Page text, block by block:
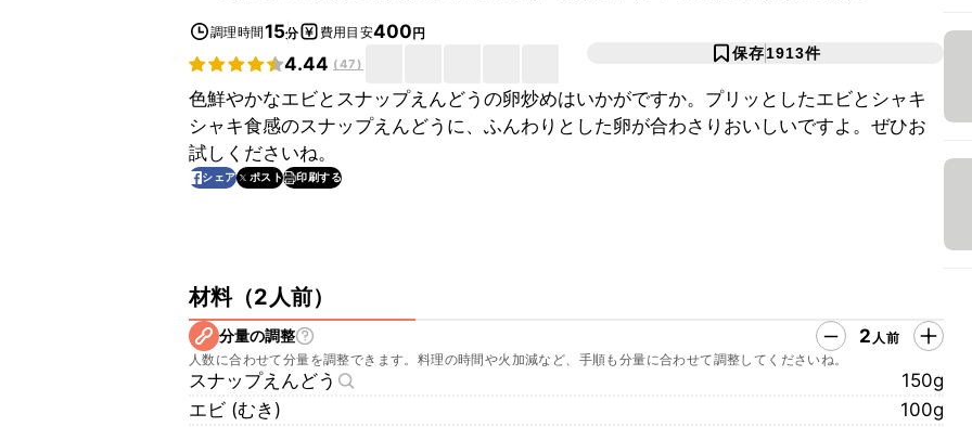
調理時間15分 費用目安400円
4.44 (47)
保存1913件
色鮮やかなエビとスナップえんどうの卵炒めはいかがですか。プリッとしたエビとシャキ
シャキ食感のスナップえんどうに、ふんわりとした卵が合わさりおいしいですよ。ぜひお
試しくださいね。
シェア ポスト 印刷する
材料（2人前）
分量の調整 2 人前
人数に合わせて分量を調整できます。料理の時間や火加減など、手順も分量に合わせて調整してくださいね。
スナップえんどう
150g
エビ (むき)
100g